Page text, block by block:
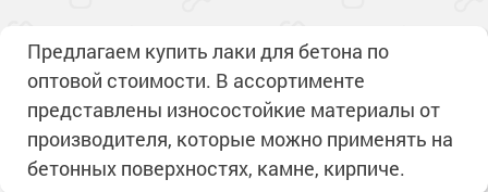
Предлагаем купить лаки для бетона по
оптовой стоимости. В ассортименте
представлены износостойкие материалы от
производителя, которые можно применять на
бетонных поверхностях, камне, кирпиче.